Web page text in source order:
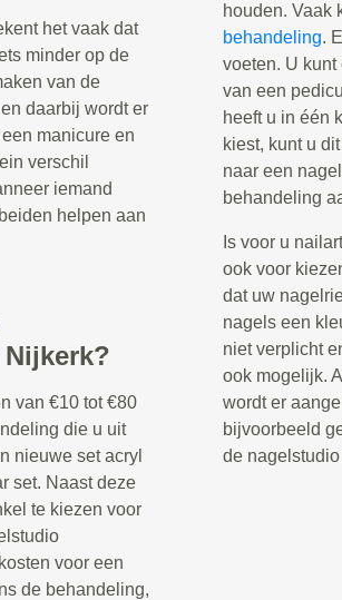
het vaak dat
minder op de
van de
daarbij wordt er
manicure en
verschil
iemand
helpen aan
van €10 tot €80
die u uit
nieuwe set acryl
set. Naast deze
te kiezen voor
voor een
de behandeling,
houden. Vaak
behandeling.
voeten. U
van een
heeft u in één
kiest, kunt u
naar een
behandeling
Is voor u
ook voor
dat uw
nagels een
niet verplicht
ook mogelijk.
wordt er
bijvoorbeeld
de